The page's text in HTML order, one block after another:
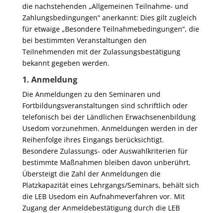
die nachstehenden „Allgemeinen Teilnahme- und
Zahlungsbedingungen“ anerkannt: Dies gilt zugleich
für etwaige „Besondere Teilnahmebedingungen“, die
bei bestimmten Veranstaltungen den
Teilnehmenden mit der Zulassungsbestätigung
bekannt gegeben werden.
1. Anmeldung
Die Anmeldungen zu den Seminaren und
Fortbildungsveranstaltungen sind schriftlich oder
telefonisch bei der Ländlichen Erwachsenenbildung
Usedom vorzunehmen. Anmeldungen werden in der
Reihenfolge ihres Eingangs berücksichtigt.
Besondere Zulassungs- oder Auswahlkriterien für
bestimmte Maßnahmen bleiben davon unberührt.
Übersteigt die Zahl der Anmeldungen die
Platzkapazität eines Lehrgangs/Seminars, behält sich
die LEB Usedom ein Aufnahmeverfahren vor. Mit
Zugang der Anmeldebestätigung durch die LEB